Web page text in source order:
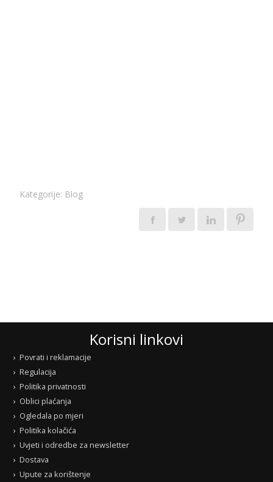
Kategorije: Blog
Korisni linkovi
Povrati i reklamacije
Regulacija
Politika privatnosti
Oblici plaćanja
Ogledala po mjeri
Politika kolačića
Uvjeti i odredbe za newsletter
Dostava
Upute za korištenje